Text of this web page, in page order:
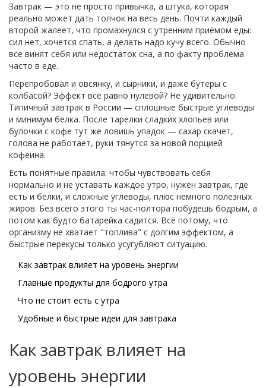
Завтрак — это не просто привычка, а штука, которая
реально может дать толчок на весь день. Почти каждый
второй жалеет, что промахнулся с утренним приёмом еды:
сил нет, хочется спать, а делать надо кучу всего. Обычно
все винят себя или недостаток сна, а по факту проблема
часто в еде.
Перепробовал и овсянку, и сырники, и даже бутеры с
колбасой? Эффект всё равно нулевой? Не удивительно.
Типичный завтрак в России — сплошные быстрые углеводы
и минимум белка. После тарелки сладких хлопьев или
булочки с кофе тут же ловишь упадок — сахар скачет,
голова не работает, руки тянутся за новой порцией
кофеина.
Есть понятные правила: чтобы чувствовать себя
нормально и не уставать каждое утро, нужен завтрак, где
есть и белки, и сложные углеводы, плюс немного полезных
жиров. Без всего этого ты час-полтора побудешь бодрым, а
потом как будто батарейка садится. Всё потому, что
организму не хватает "топлива" с долгим эффектом, а
быстрые перекусы только усугубляют ситуацию.
Как завтрак влияет на уровень энергии
Главные продукты для бодрого утра
Что не стоит есть с утра
Удобные и быстрые идеи для завтрака
Как завтрак влияет на
уровень энергии